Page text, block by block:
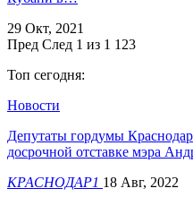
29 Окт, 2021
Пред След 1 из 1 123
Топ сегодня:
Новости
Депутаты гордумы
досрочной отставке мэра
КРАСНОДАР1 18 Авг, 2022